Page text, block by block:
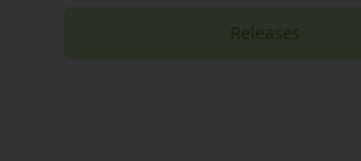
Releases